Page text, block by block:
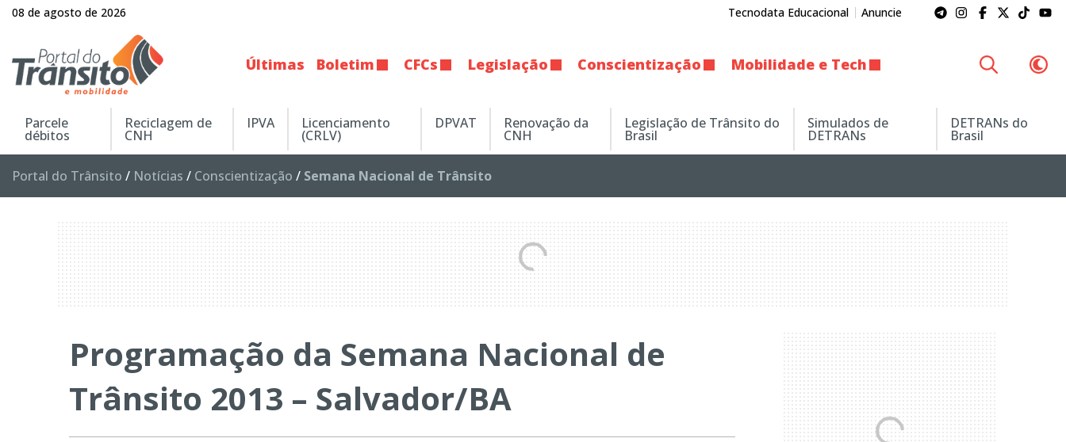
08 de agosto de 2026 Tecnodata Educacional Anuncie
Últimas Boletim CFCs Legislação Conscientização Mobilidade e Tech
Parcele
débitos
Reciclagem de
CNH
IPVA Licenciamento
(CRLV)
DPVAT Renovação da
CNH
Legislação de Trânsito do
Brasil
Simulados de
DETRANs
DETRANs do
Brasil
Portal do Trânsito / Notícias / Conscientização / Semana Nacional de Trânsito
Programação da Semana Nacional de
Trânsito 2013 – Salvador/BA